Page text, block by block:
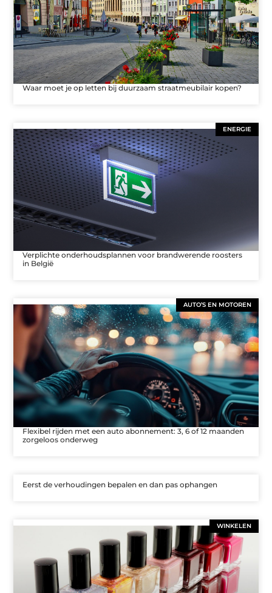
Waar moet je op letten bij duurzaam straatmeubilair kopen?
ENERGIE
Verplichte onderhoudsplannen voor brandwerende roosters
in België
AUTO’S EN MOTOREN
Flexibel rijden met een auto abonnement: 3, 6 of 12 maanden
zorgeloos onderweg
Eerst de verhoudingen bepalen en dan pas ophangen
WINKELEN